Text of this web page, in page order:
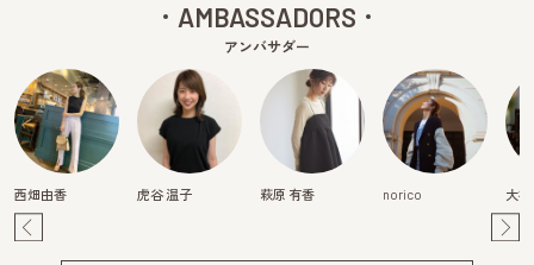
AMBASSADORS
アンバサダー
西畑由香 虎谷 温子 萩原 有香 norico 大